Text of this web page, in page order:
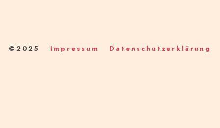
©2025 Impressum Datenschutzerklärung